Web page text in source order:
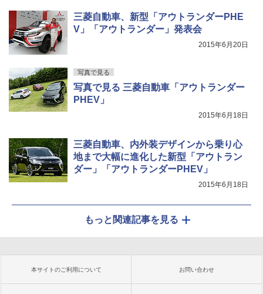
三菱自動車、新型「アウトランダーPHE
V」「アウトランダー」発表会
2015年6月20日
写真で見る
写真で見る 三菱自動車「アウトランダー
PHEV」
2015年6月18日
三菱自動車、内外装デザインから乗り心
地まで大幅に進化した新型「アウトラン
ダー」「アウトランダーPHEV」
2015年6月18日
もっと関連記事を見る
本サイトのご利用について お問い合わせ